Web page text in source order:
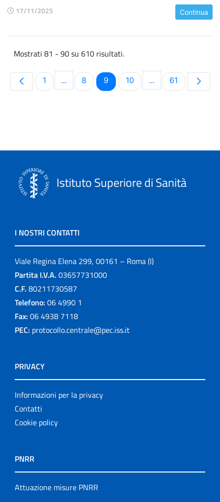
17/11/2025 Continua
Mostrati 81 - 90 su 610 risultati.
Pagina
1 ...Pagine intermedie Use TAB to navigate.
Pagina
8 Pagina
9 Pagina
10 ...PaginePagina
61
Istituto Superiore di Sanità
I NOSTRI CONTATTI
Viale Regina Elena 299, 00161 – Roma (I)
Partita I.V.A. 03657731000
C.F. 80211730587
Telefono: 06 4990 1
Fax: 06 4938 7118
PEC: protocollo.centrale@pec.iss.it
PRIVACY
Informazioni per la privacy
Contatti
Cookie policy
PNRR
Attuazione misure PNRR